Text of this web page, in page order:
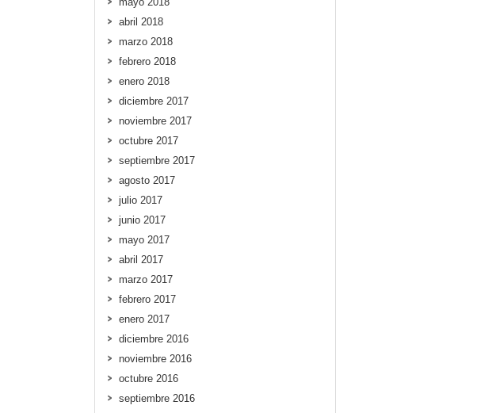
abril 2018
marzo 2018
febrero 2018
enero 2018
diciembre 2017
noviembre 2017
octubre 2017
septiembre 2017
agosto 2017
julio 2017
junio 2017
mayo 2017
abril 2017
marzo 2017
febrero 2017
enero 2017
diciembre 2016
noviembre 2016
octubre 2016
septiembre 2016